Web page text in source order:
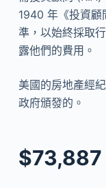
1940 年《投資顧
準，以始終採取
露他們的費用。
美國的房地產經
政府頒發的。
$73,887